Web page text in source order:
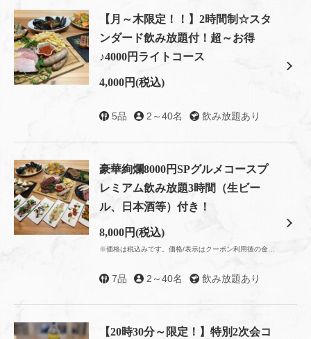
【月～木限定！！】2時間制☆スタ
ンダード飲み放題付！超～お得
♪4000円ライトコース
4,000円(税込)
5品 2～40名 飲み放題あり
豪華絢爛8000円SPグルメコースプ
レミアム飲み放題3時間（生ビー
ル、日本酒等）付き！
8,000円(税込)
7品 2～40名 飲み放題あり
【20時30分～限定！】特別2次会コ
この店舗情報をシェアする
各コース飲み放題に★おひとり様+５００円で 「生ビール
も飲み放題」にできます★ | 肉とワインの隠れ家 209
ichimura